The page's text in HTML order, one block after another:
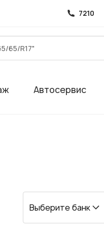
7210
Автосервис
Выберите банк